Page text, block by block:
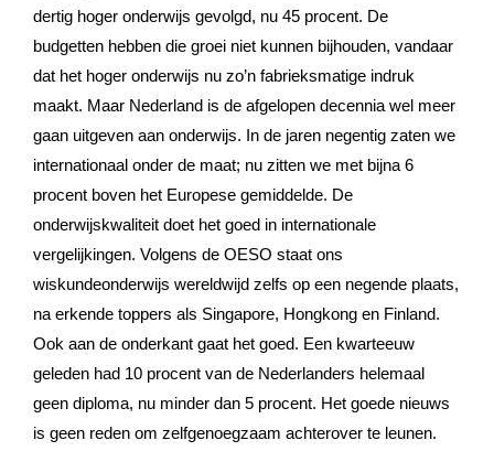
dertig hoger onderwijs gevolgd, nu 45 procent. De
budgetten hebben die groei niet kunnen bijhouden, vandaar
dat het hoger onderwijs nu zo’n fabrieksmatige indruk
maakt. Maar Nederland is de afgelopen decennia wel meer
gaan uitgeven aan onderwijs. In de jaren negentig zaten we
internationaal onder de maat; nu zitten we met bijna 6
procent boven het Europese gemiddelde. De
onderwijskwaliteit doet het goed in internationale
vergelijkingen. Volgens de OESO staat ons
wiskundeonderwijs wereldwijd zelfs op een negende plaats,
na erkende toppers als Singapore, Hongkong en Finland.
Ook aan de onderkant gaat het goed. Een kwarteeuw
geleden had 10 ­procent van de Nederlanders helemaal
geen diploma, nu minder dan 5 procent. Het goede nieuws
is geen reden om zelfgenoegzaam achterover te leunen.